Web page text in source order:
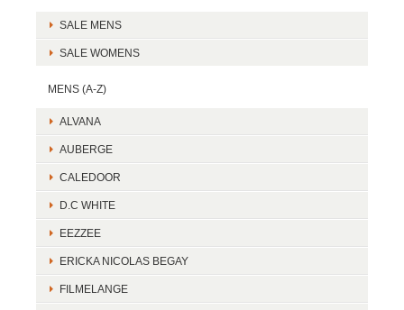
SALE MENS
SALE WOMENS
MENS (A-Z)
ALVANA
AUBERGE
CALEDOOR
D.C WHITE
EEZZEE
ERICKA NICOLAS BEGAY
FILMELANGE